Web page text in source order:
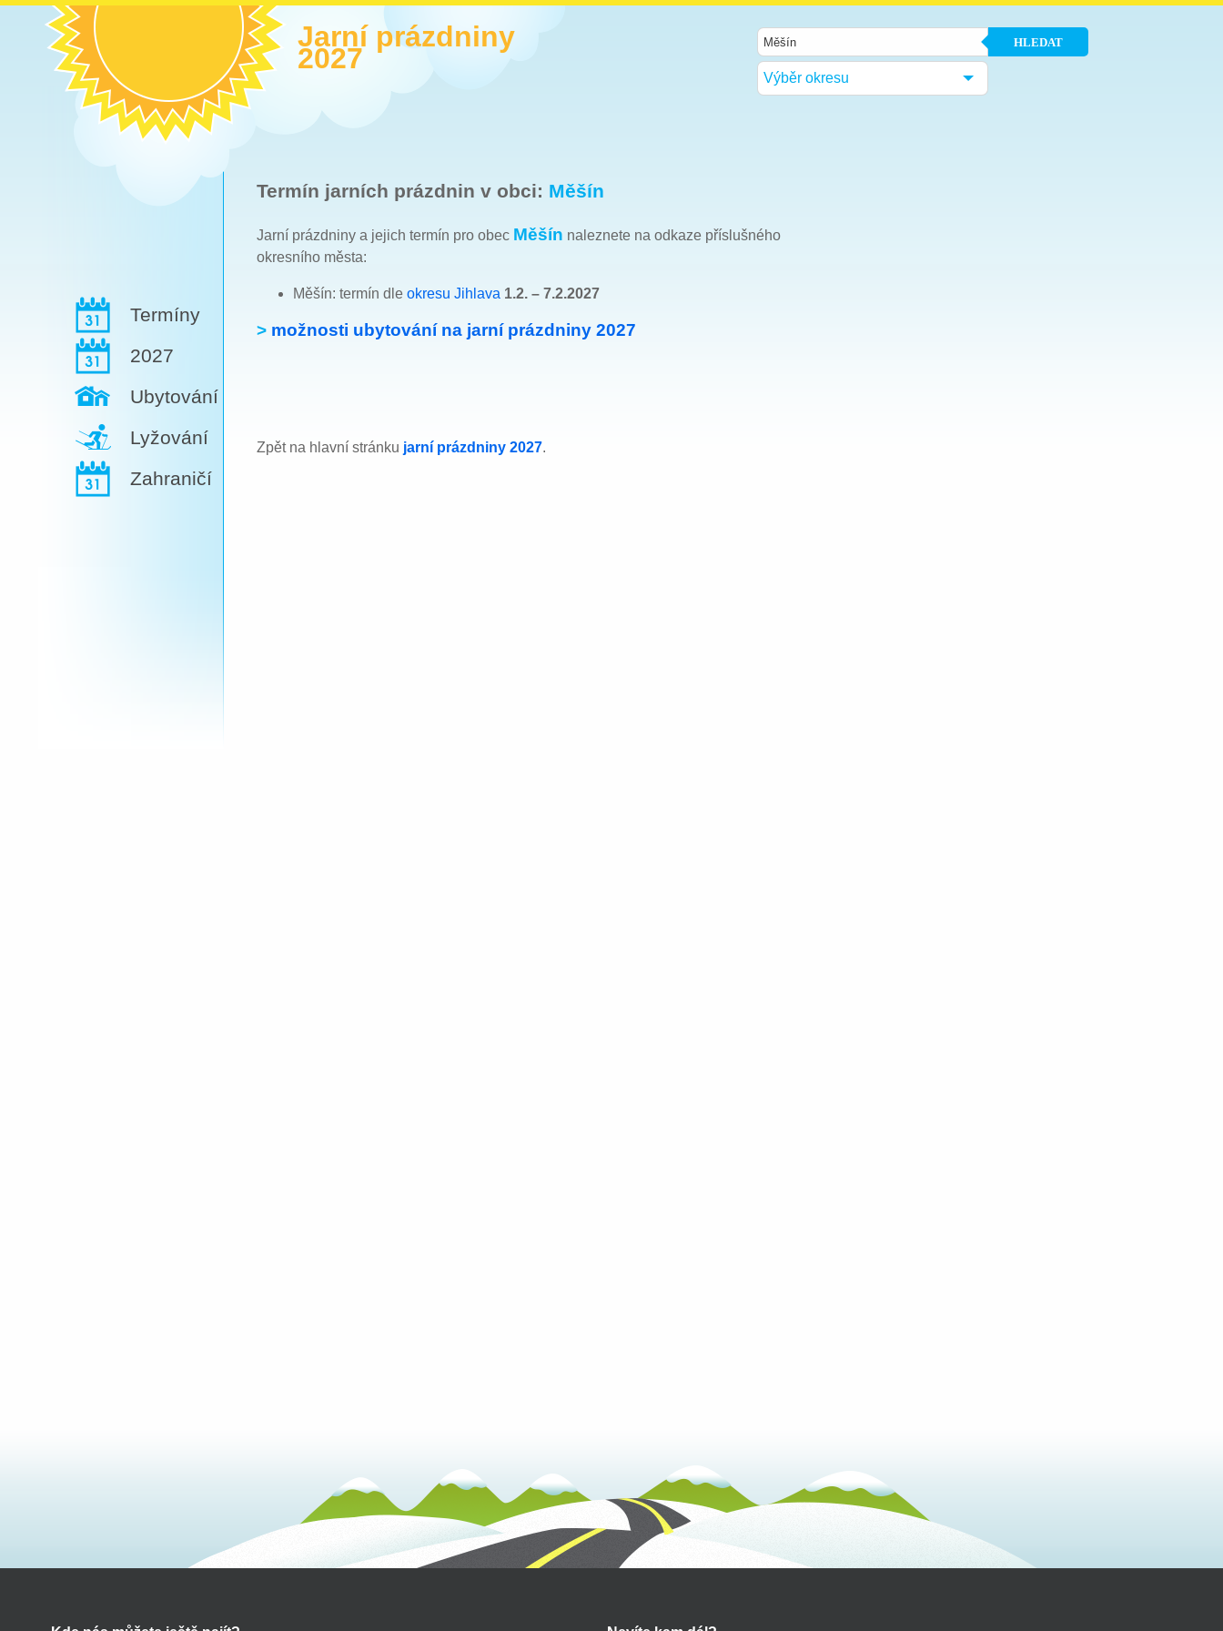
Jarní prázdniny
2027 HLEDAT
Výběr okresu
Termíny
2027
Ubytování
Lyžování
Zahraničí
Termín jarních prázdnin v obci: Měšín
Jarní prázdniny a jejich termín pro obec Měšín naleznete na odkaze příslušného
okresního města:
Měšín: termín dle okresu Jihlava 1.2. – 7.2.2027
> možnosti ubytování na jarní prázdniny 2027
Zpět na hlavní stránku jarní prázdniny 2027.